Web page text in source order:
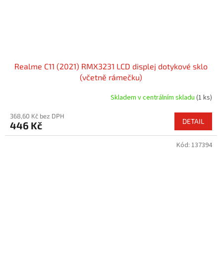
Realme C11 (2021) RMX3231 LCD displej dotykové sklo
(včetně rámečku)
Skladem v centrálním skladu (1 ks)
368,60 Kč bez DPH
446 Kč DETAIL
Kód: 137394